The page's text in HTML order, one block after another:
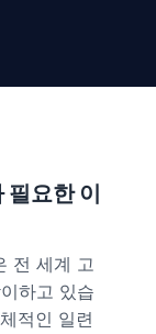
필요한 이
전 세계 고
하고 있습
적인 일련